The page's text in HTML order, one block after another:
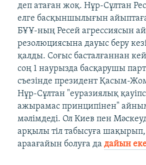
деп атаған жоқ. Нұр-Сұлтан
елге басқыншылығын
БҰҰ-ның Ресей агрессиясын
резолюциясына дауыс беру
қалды. Соғыс басталғаннан
соң 1 наурызда басқарушы
съезінде президент Қасым-
Нұр-Сұлтан "еуразиялық
ажырамас принципінен"
мәлімдеді. Ол Киев пен
арқылы тіл табысуға шақырып,
араағайын болуға да дайын